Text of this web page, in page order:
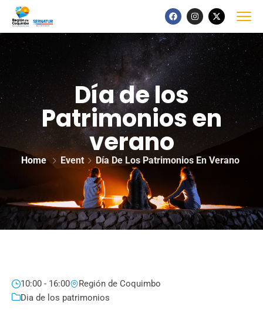
Día de los
Patrimonios en
verano
Home Event Día De Los Patrimonios En Verano
10:00 - 16:00
Región de Coquimbo
Dia de los patrimonios